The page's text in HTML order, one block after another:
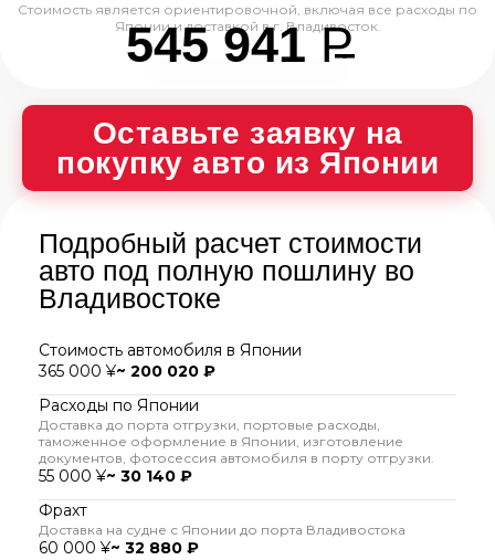
Стоимость является ориентировочной, включая все расходы по
Японии и доставкой в г. Владивосток.
545 941P
--
Оставьте заявку на
покупку авто из Японии
Подробный расчет стоимости
авто под полную пошлину во
Владивостоке
Стоимость автомобиля в Японии
365 000 ¥~ 200 020 ₽
Расходы по Японии
Доставка до порта отгрузки, портовые расходы,
таможенное оформление в Японии, изготовление
документов, фотосессия автомобиля в порту отгрузки.
55 000 ¥~ 30 140 ₽
Фрахт
Доставка на судне с Японии до порта Владивостока
60 000 ¥~ 32 880 ₽